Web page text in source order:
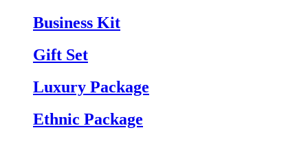
Business Kit
Gift Set
Luxury Package
Ethnic Package